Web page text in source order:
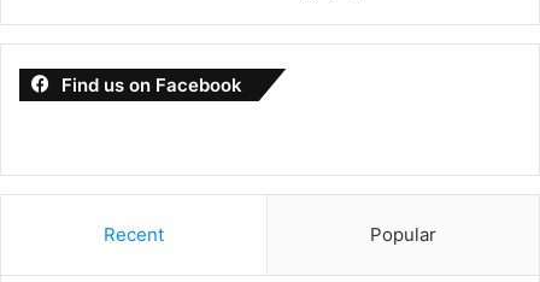
Find us on Facebook
Recent Popular